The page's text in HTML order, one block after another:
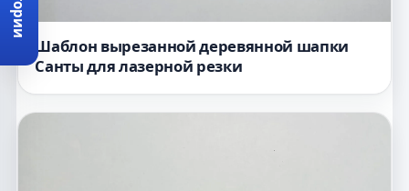
Шаблон вырезанной деревянной шапки
Санты для лазерной резки